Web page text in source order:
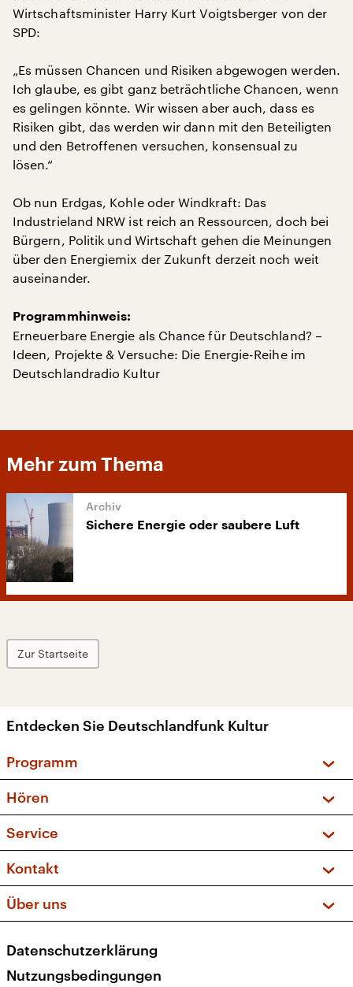
Wirtschaftsminister Harry Kurt Voigtsberger von der
SPD:
„Es müssen Chancen und Risiken abgewogen werden.
Ich glaube, es gibt ganz beträchtliche Chancen, wenn
es gelingen könnte. Wir wissen aber auch, dass es
Risiken gibt, das werden wir dann mit den Beteiligten
und den Betroffenen versuchen, konsensual zu
lösen.“
Ob nun Erdgas, Kohle oder Windkraft: Das
Industrieland NRW ist reich an Ressourcen, doch bei
Bürgern, Politik und Wirtschaft gehen die Meinungen
über den Energiemix der Zukunft derzeit noch weit
auseinander.
Programmhinweis:
Erneuerbare Energie als Chance für Deutschland? –
Ideen, Projekte & Versuche: Die Energie-Reihe im
Deutschlandradio Kultur
Mehr zum Thema
Sichere Energie oder saubere Luft
Zur Startseite
Entdecken Sie Deutschlandfunk Kultur
Programm
Sendungen und Podcasts
Musikliste
Kakadu – Das Kinderprogramm
Hören
Frequenzen (UKW + DAB+)
Service
FAQ
Apps
Newsletter
Veranstaltungen
Kontakt
Social Media
Über uns
Presse
Karriere
Datenschutzerklärung
Nutzungsbedingungen